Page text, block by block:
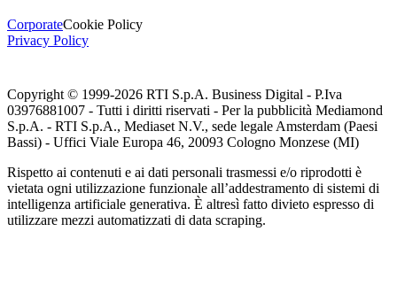
CorporateCookie Policy
Privacy Policy
Copyright © 1999-2026 RTI S.p.A. Business Digital - P.Iva
03976881007 - Tutti i diritti riservati - Per la pubblicità Mediamond
S.p.A. - RTI S.p.A., Mediaset N.V., sede legale Amsterdam (Paesi
Bassi) - Uffici Viale Europa 46, 20093 Cologno Monzese (MI)
Rispetto ai contenuti e ai dati personali trasmessi e/o riprodotti è
vietata ogni utilizzazione funzionale all’addestramento di sistemi di
intelligenza artificiale generativa. È altresì fatto divieto espresso di
utilizzare mezzi automatizzati di data scraping.